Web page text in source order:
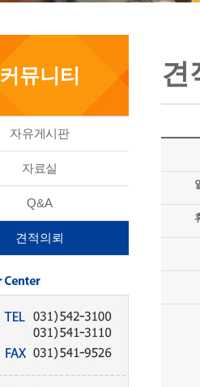
커뮤니티
자유게시판
자료실
Q&A
견적의뢰
견